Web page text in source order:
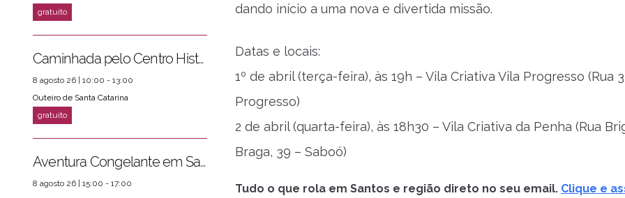
dando início a uma nova e divertida missão.
Datas e locais:
1º de abril (terça-feira), às 19h – Vila Criativa Vila Progresso (Rua
Progresso)
2 de abril (quarta-feira), às 18h30 – Vila Criativa da Penha (Rua
Braga, 39 – Saboó)
Tudo o que rola em Santos e região direto no seu email. Clique e
PRÓXIMOS EVENTOS
Caminhada pelo Centro Histórico
8 agosto 26 | 10:00 - 13:00
Outeiro de Santa Catarina
Aventura Congelante em Santos
8 agosto 26 | 15:00 - 17:00